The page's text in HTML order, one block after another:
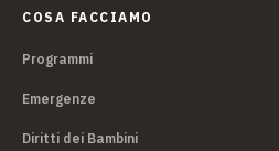
COSA FACCIAMO
Programmi
Emergenze
Diritti dei Bambini